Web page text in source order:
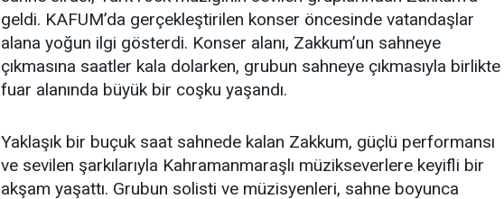
geldi. KAFUM’da gerçekleştirilen konser öncesinde vatandaşlar
alana yoğun ilgi gösterdi. Konser alanı, Zakkum’un sahneye
çıkmasına saatler kala dolarken, grubun sahneye çıkmasıyla birlikte
fuar alanında büyük bir coşku yaşandı.
Yaklaşık bir buçuk saat sahnede kalan Zakkum, güçlü performansı
ve sevilen şarkılarıyla Kahramanmaraşlı müzikseverlere keyifli bir
akşam yaşattı. Grubun solisti ve müzisyenleri, sahne boyunca